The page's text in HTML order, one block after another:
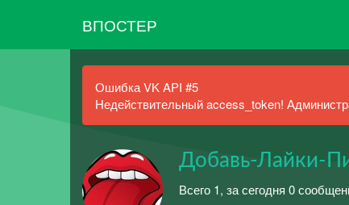
ВПОСТЕР
Ошибка VK API #5
Недействительный access_token!
Добавь-Лайки-
Всего 1, за сегодня 0